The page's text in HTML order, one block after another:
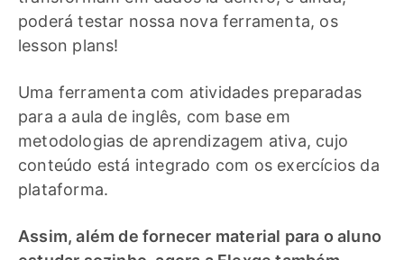
poderá testar nossa nova ferramenta, os
lesson plans!
Uma ferramenta com atividades preparadas
para a aula de inglês, com base em
metodologias de aprendizagem ativa, cujo
conteúdo está integrado com os exercícios da
plataforma.
Assim, além de fornecer material para o aluno